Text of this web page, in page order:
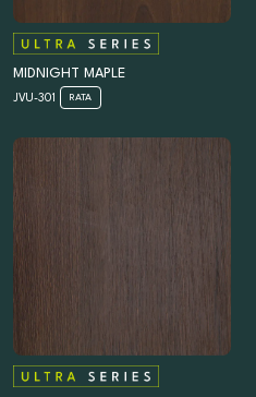
MIDNIGHT MAPLE
JVU-301 RATA